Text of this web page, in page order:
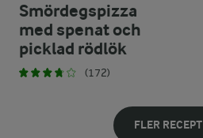
Smördegspizza
med spenat och
picklad rödlök
(172)
FLER RECEPT